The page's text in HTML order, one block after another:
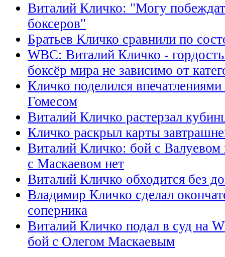
Виталий Кличко: "Могу
боксеров"
Братьев Кличко сравнили по
WBC: Виталий Кличко -
боксёр мира не зависимо от
Кличко поделился
Гомесом
Виталий Кличко растерзал
Кличко раскрыл карты
Виталий Кличко: бой с
с Маскаевом нет
Виталий Кличко обходится без
Владимир Кличко сделал
соперника
Виталий Кличко подал в суд на
бой с Олегом Маскаевым